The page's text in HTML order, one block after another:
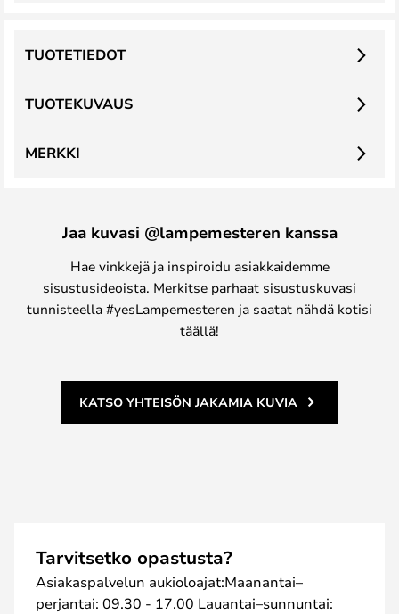
TUOTEKUVAUS
TUOTETIEDOT
MERKKI
Jaa kuvasi @lampemesteren kanssa
Hae vinkkejä ja inspiroidu asiakkaidemme
sisustusideoista. Merkitse parhaat sisustuskuvasi
tunnisteella #yesLampemesteren ja saatat nähdä kotisi
täällä!
KATSO YHTEISÖN JAKAMIA KUVIA
Tarvitsetko opastusta?
Asiakaspalvelun aukioloajat:Maanantai–
perjantai: 09.30 - 17.00 Lauantai–sunnuntai: